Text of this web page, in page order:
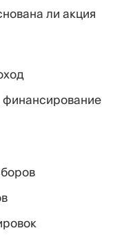
ли акция
финансирование